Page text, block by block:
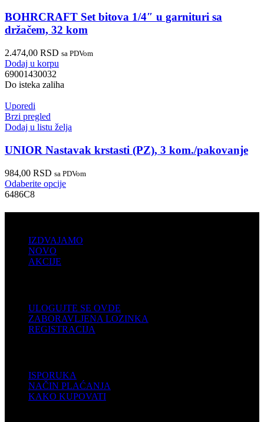
BOHRCRAFT Set bitova 1/4″ u garnituri sa
držačem, 32 kom
2.474,00 RSD sa PDVom
Dodaj u korpu
69001430032
Do isteka zaliha
Uporedi
Brzi pregled
Dodaj u listu želja
UNIOR Nastavak krstasti (PZ), 3 kom./pakovanje
984,00 RSD sa PDVom
Odaberite opcije
6486C8
IZDVAJAMO
NOVO
AKCIJE
ULOGUJTE SE OVDE
ZABORAVLJENA LOZINKA
REGISTRACIJA
ISPORUKA
NAČIN PLAĆANJA
KAKO KUPOVATI